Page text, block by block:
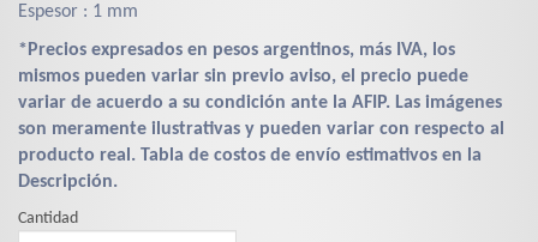
Espesor : 1 mm
*Precios expresados en pesos argentinos, más IVA, los
mismos pueden variar sin previo aviso, el precio puede
variar de acuerdo a su condición ante la AFIP. Las imágenes
son meramente ilustrativas y pueden variar con respecto al
producto real. Tabla de costos de envío estimativos en la
Descripción.
Cantidad